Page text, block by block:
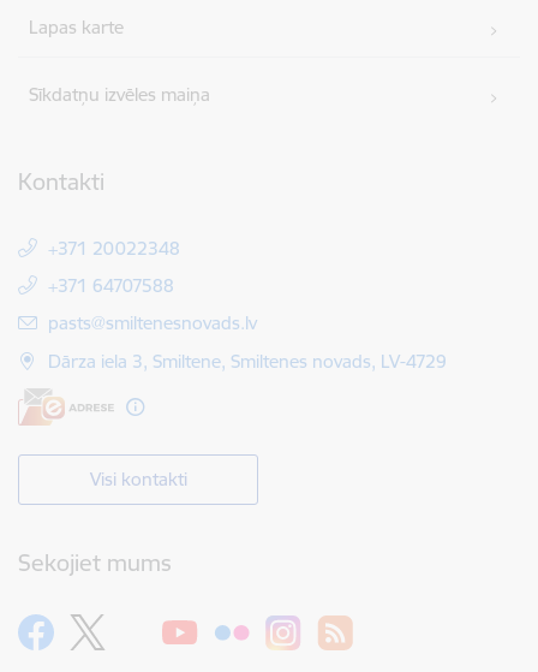
Lapas karte
Sīkdatņu izvēles maiņa
Kontakti
+371 20022348
+371 64707588
E-pasts:
pasts@smiltenesnovads.lv
Dārza iela 3, Smiltene, Smiltenes novads, LV-4729
Visi kontakti
Sekojiet mums